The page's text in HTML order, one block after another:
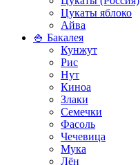
Цукаты яблоко
Айва
🍚 Бакалея
Кунжут
Рис
Нут
Киноа
Злаки
Семечки
Фасоль
Чечевица
Мука
Лён